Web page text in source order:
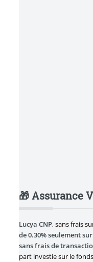
🎁 Assurance
Lucya CNP, sans frais
de 0.30% seulement
sans frais de
part investie sur le